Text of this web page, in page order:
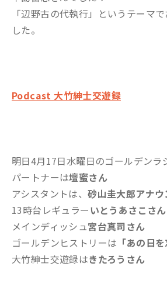
「辺野古の代執行」というテーマ
した。
Podcast 大竹紳士交遊録
明日4月17日水曜日のゴールデンラ
パートナーは壇蜜さん
アシスタントは、砂山圭大郎アナウ
13時台レギュラーいとうあさこさん
メインディッシュ宮台真司さん
ゴールデンヒストリーは 「あの日
大竹紳士交遊録はきたろうさん